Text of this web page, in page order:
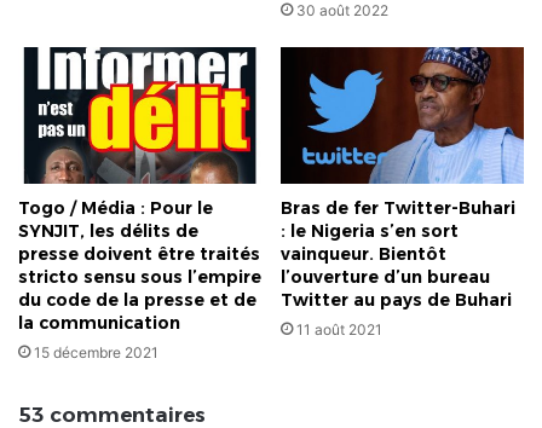
30 août 2022
Togo / Média : Pour le
SYNJIT, les délits de
presse doivent être traités
stricto sensu sous l’empire
du code de la presse et de
la communication
15 décembre 2021
Bras de fer Twitter-Buhari
: le Nigeria s’en sort
vainqueur. Bientôt
l’ouverture d’un bureau
Twitter au pays de Buhari
11 août 2021
53 commentaires